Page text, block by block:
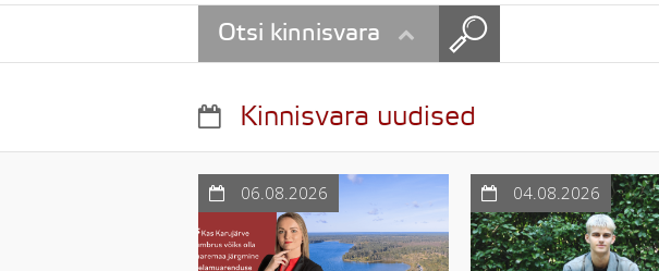
Otsi kinnisvara
Kinnisvara uudised
06.08.2026 04.08.2026